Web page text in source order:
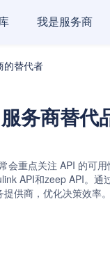
我是服务商
的替代者
务商替代
重点关注 API 的可
API和zeep API。
供商，优化决策效率。